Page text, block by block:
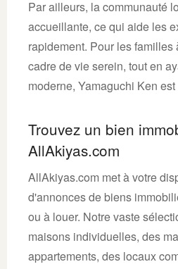
Par ailleurs, la communauté
accueillante, ce qui aide les
rapidement. Pour les familles
cadre de vie serein, tout en
moderne, Yamaguchi Ken
Trouvez un bien
AllAkiyas.com
AllAkiyas.com met à votre
d'annonces de biens
ou à louer. Notre vaste
maisons individuelles, des
appartements, des locaux